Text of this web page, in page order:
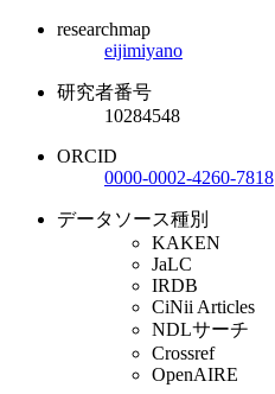
researchmap
eijimiyano
研究者番号
10284548
ORCID
0000-0002-4260-7818
データソース種別
KAKEN
JaLC
IRDB
CiNii Articles
NDLサーチ
Crossref
OpenAIRE